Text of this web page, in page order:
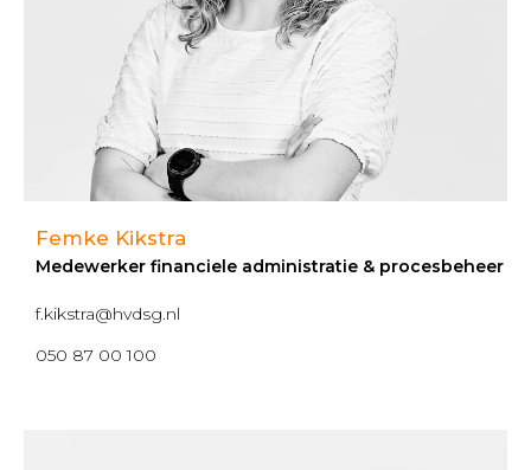
Femke Kikstra
Medewerker financiele administratie & procesbeheer
f.kikstra@hvdsg.nl
050 87 00 100